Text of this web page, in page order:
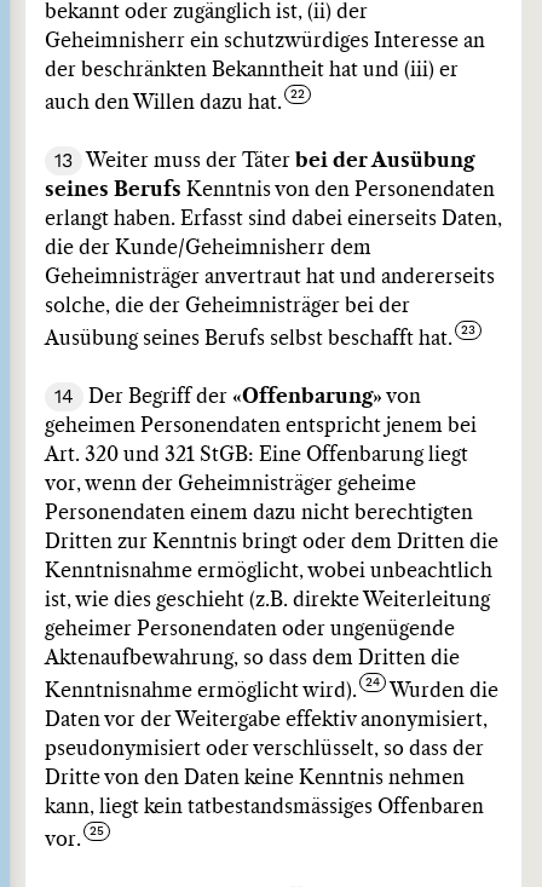
bekannt oder zugänglich ist, (ii) der
Geheimnisherr ein schutzwürdiges Interesse an
der beschränkten Bekanntheit hat und (iii) er
auch den Willen dazu hat.
13 Weiter muss der Täter bei der Ausübung
seines Berufs Kenntnis von den Personendaten
erlangt haben. Erfasst sind dabei einerseits Daten,
die der Kunde/Geheimnisherr dem
Geheimnisträger anvertraut hat und andererseits
solche, die der Geheimnisträger bei der
Ausübung seines Berufs selbst beschafft hat.
14 Der Begriff der «Offenbarung» von
geheimen Personendaten entspricht jenem bei
Art. 320 und 321 StGB: Eine Offenbarung liegt
vor, wenn der Geheimnisträger geheime
Personendaten einem dazu nicht berechtigten
Dritten zur Kenntnis bringt oder dem Dritten die
Kenntnisnahme ermöglicht, wobei unbeachtlich
ist, wie dies geschieht (z.B. direkte Weiterleitung
geheimer Personendaten oder ungenügende
Aktenaufbewahrung, so dass dem Dritten die
Kenntnisnahme ermöglicht wird).
Wurden die
Daten vor der Weitergabe effektiv anonymisiert,
pseudonymisiert oder verschlüsselt, so dass der
Dritte von den Daten keine Kenntnis nehmen
kann, liegt kein tatbestandsmässiges Offenbaren
vor.